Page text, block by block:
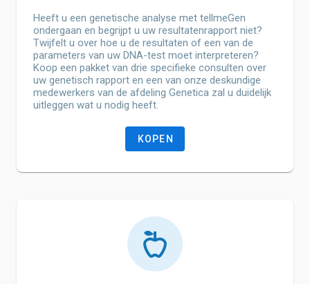
Heeft u een genetische analyse met tellmeGen
ondergaan en begrijpt u uw resultatenrapport niet?
Twijfelt u over hoe u de resultaten of een van de
parameters van uw DNA-test moet interpreteren?
Koop een pakket van drie specifieke consulten over
uw genetisch rapport en een van onze deskundige
medewerkers van de afdeling Genetica zal u duidelijk
uitleggen wat u nodig heeft.
KOPEN